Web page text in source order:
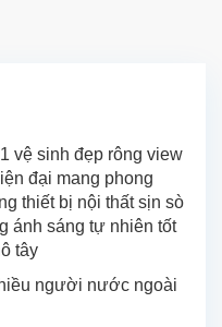
vệ sinh đẹp rông view
đại mang phong
thiết bị nội thất sịn sò
ánh sáng tự nhiên tốt
tây
người nước ngoài